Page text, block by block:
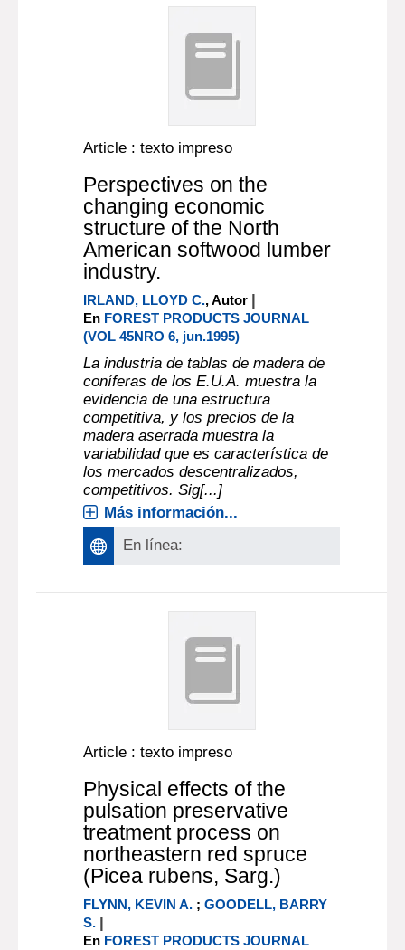
Article : texto impreso
Perspectives on the
changing economic
structure of the North
American softwood lumber
industry.
IRLAND, LLOYD C., Autor |
En FOREST PRODUCTS JOURNAL
(VOL 45NRO 6, jun.1995)
La industria de tablas de madera de
coníferas de los E.U.A. muestra la
evidencia de una estructura
competitiva, y los precios de la
madera aserrada muestra la
variabilidad que es característica de
los mercados descentralizados,
competitivos. Sig[...]
Más información...
En línea:
Article : texto impreso
Physical effects of the
pulsation preservative
treatment process on
northeastern red spruce
(Picea rubens, Sarg.)
FLYNN, KEVIN A. ;GOODELL, BARRY
S. |
En FOREST PRODUCTS JOURNAL